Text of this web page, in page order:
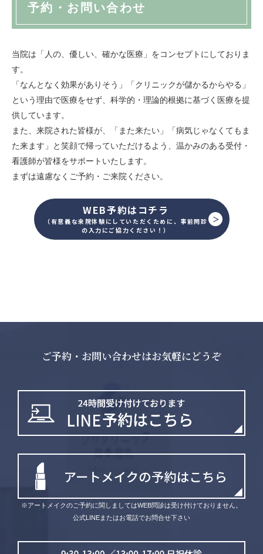
予約・お問い合わせ
当院は「人の、優しい、確かな医療」をコンセプトにしておりま
す。
「なんとなく効果がありそう」「クリニックが儲かるからやる」
という理由で医療をせず、科学的・理論的根拠に基づく医療を提
供しています。
また、来院された皆様が、「また来たい」「病気じゃなくてもま
た来ます」と笑顔で帰っていただけるよう、温かみのある受付・
看護師が皆様をサポートいたします。
まずは遠慮なくご予約・ご来院ください。
WEB予約はコチラ
（有意義な来院体験にしていただくために、事前問診
の入力にご協力ください！）
ご予約・お問い合わせはお気軽にどうぞ
※アートメイクのご予約に関しましてはWEB問診は受け付けておりません。
公式LINEまたはお電話でお問合せ下さい